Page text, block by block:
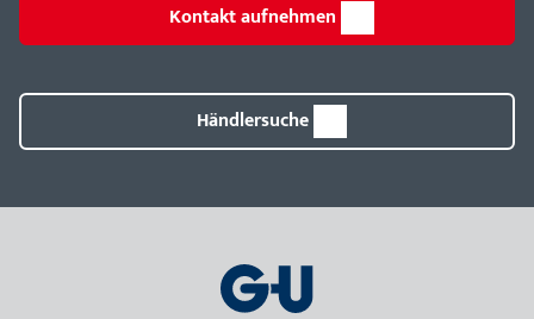
Kontakt aufnehmen
Händlersuche